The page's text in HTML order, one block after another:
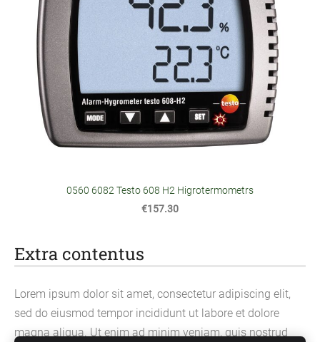
Extra contentus
Lorem ipsum dolor sit amet, consectetur adipiscing elit,
sed do eiusmod tempor incididunt ut labore et dolore
magna aliqua. Ut enim ad minim veniam, quis nostrud
0560 6082 Testo 608 H2 Higrotermometrs
€157.30